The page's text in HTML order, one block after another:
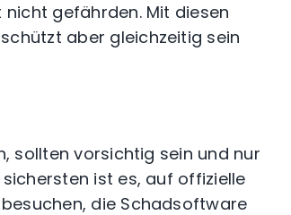
gefährden. Mit diesen
aber gleichzeitig sein
sollten vorsichtig sein und nur
ist es, auf offizielle
die Schadsoftware